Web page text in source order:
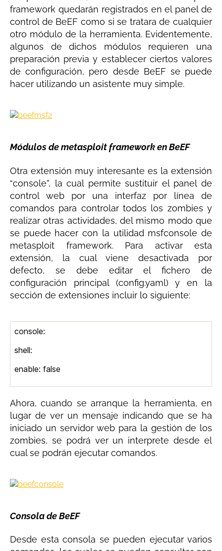
framework quedarán registrados en el panel de
control de BeEF como si se tratara de cualquier
otro módulo de la herramienta. Evidentemente,
algunos de dichos módulos requieren una
preparación previa y establecer ciertos valores
de configuración, pero desde BeEF se puede
hacer utilizando un asistente muy simple.
Módulos de metasploit framework en BeEF
Otra extensión muy interesante es la extensión
“console”, la cual permite sustituir el panel de
control web por una interfaz por línea de
comandos para controlar todos los zombies y
realizar otras actividades, del mismo modo que
se puede hacer con la utilidad msfconsole de
metasploit framework. Para activar esta
extensión, la cual viene desactivada por
defecto, se debe editar el fichero de
configuración principal (config.yaml) y en la
sección de extensiones incluir lo siguiente:
console:
shell:
enable: false
Ahora, cuando se arranque la herramienta, en
lugar de ver un mensaje indicando que se ha
iniciado un servidor web para la gestión de los
zombies, se podrá ver un interprete desde el
cual se podrán ejecutar comandos.
Consola de BeEF
Desde esta consola se pueden ejecutar varios